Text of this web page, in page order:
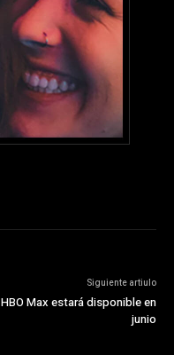
Siguiente artiulo
HBO Max estará disponible en
junio